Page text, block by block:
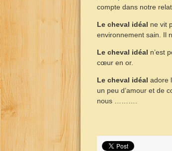
compte dans notre
Le cheval idéal ne vit
environnement sain. Il
Le cheval idéal n’est
cœur en or.
Le cheval idéal adore
un peu d’amour et de
nous ……….